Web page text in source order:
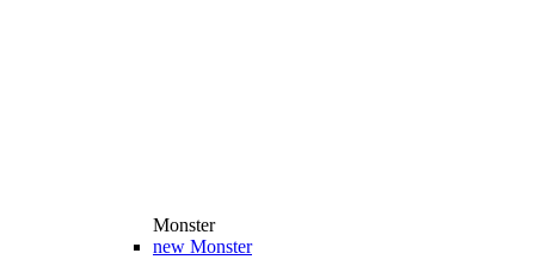
Monster
new Monster